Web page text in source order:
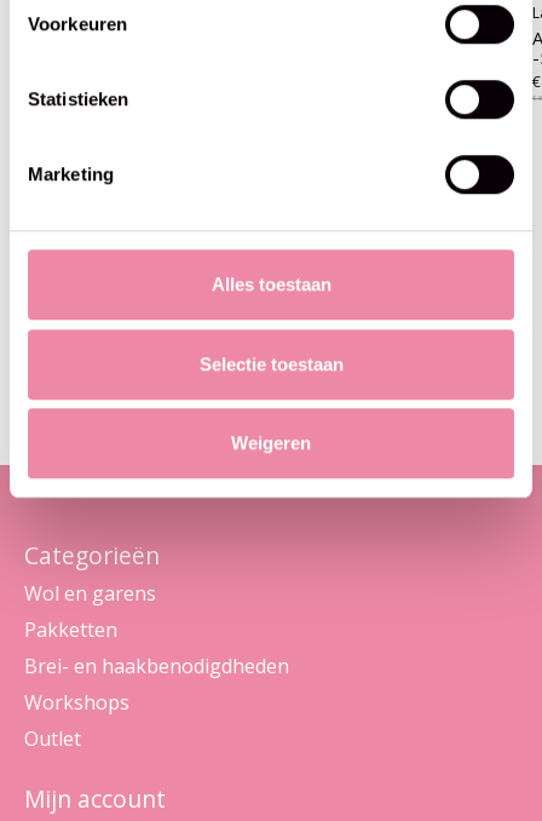
Voorkeuren
Statistieken
Marketing
Alles toestaan
Selectie toestaan
Weigeren
Lana Grossa
Alpaca Air -17-blauw
Alpaca Air 08-tulp oranje
Blijf op de hoogte
Categorieën
Wol en garens
Pakketten
Brei- en haakbenodigdheden
Workshops
Outlet
Mijn account